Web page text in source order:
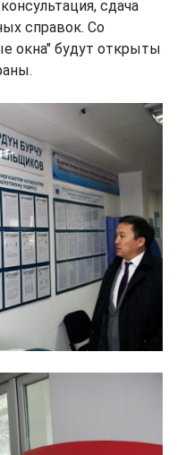
сдача
справок. Со
окна" будут открыты